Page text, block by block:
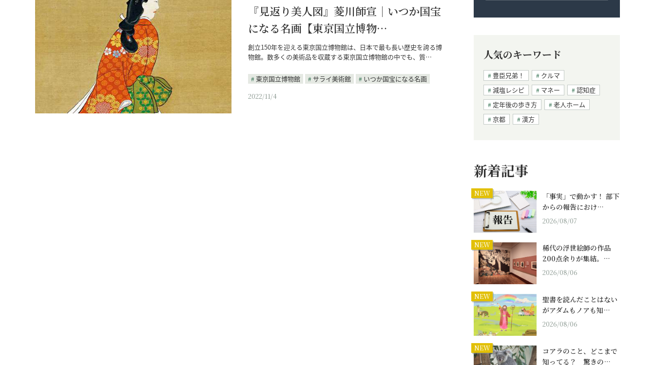
『見返り美人図』菱川師宣｜いつか国宝
になる名画【東京国立博物…
創立150年を迎える東京国立博物館は、日本で最も長い歴史を誇る博
物館。数多くの美術品を収蔵する東京国立博物館の中でも、質…
東京国立博物館 サライ美術館
いつか国宝になる名画
2022/11/4
人気のキーワード
豊臣兄弟！
クルマ
減塩レシピ
マネー
認知症
定年後の歩き方
老人ホーム
京都
漢方
新着記事
NEW
「事実」で動かす！ 部下
からの報告におけ…
2026/08/07
NEW
稀代の浮世絵師の作品
200点余りが集結。…
2026/08/06
NEW
聖書を読んだことはない
がアダムもノアも知…
2026/08/06
NEW
コアラのこと、どこまで
知ってる？ 驚きの…